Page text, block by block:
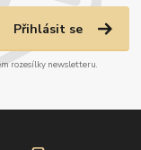
Přihlásit se
rozesílky newsletteru.